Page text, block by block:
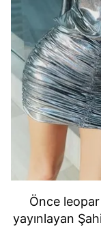
Önce
yayınlayan